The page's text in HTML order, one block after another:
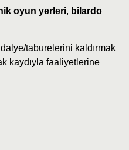
oyun yerleri, bilardo
taburelerini kaldırmak
kaydıyla faaliyetlerine